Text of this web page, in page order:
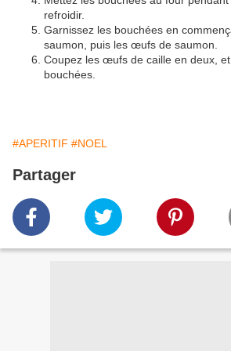
refroidir.
Garnissez les bouchées en
saumon, puis les œufs de saumon.
Coupez les œufs de caille en deux,
bouchées.
#APERITIF #NOEL
Partager